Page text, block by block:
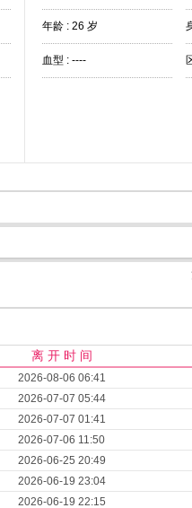
年龄 : 26 岁
血型 : ----
离 开 时 间
2026-08-06 06:41
2026-07-07 05:44
2026-07-07 01:41
2026-07-06 11:50
2026-06-25 20:49
2026-06-19 23:04
2026-06-19 22:15